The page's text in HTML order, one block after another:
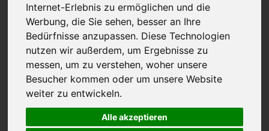
Internet-Erlebnis zu ermöglichen und die
Werbung, die Sie sehen, besser an Ihre
Bedürfnisse anzupassen. Diese Technologien
nutzen wir außerdem, um Ergebnisse zu
messen, um zu verstehen, woher unsere
Besucher kommen oder um unsere Website
weiter zu entwickeln.
Alle akzeptieren